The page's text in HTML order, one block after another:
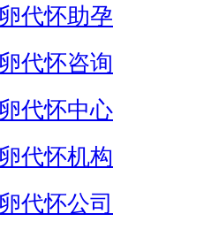
代怀助孕
代怀咨询
代怀中心
代怀机构
代怀公司